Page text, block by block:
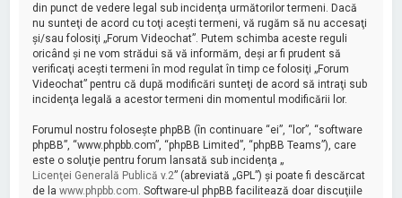
din punct de vedere legal sub incidenţa următorilor termeni. Dacă
nu sunteţi de acord cu toţi aceşti termeni, vă rugăm să nu accesaţi
şi/sau folosiţi „Forum Videochat”. Putem schimba aceste reguli
oricând şi ne vom strădui să vă informăm, deşi ar fi prudent să
verificaţi aceşti termeni în mod regulat în timp ce folosiţi „Forum
Videochat” pentru că după modificări sunteţi de acord să intraţi sub
incidenţa legală a acestor termeni din momentul modificării lor.
Forumul nostru foloseşte phpBB (în continuare “ei”, “lor”, “software
phpBB”, “www.phpbb.com”, “phpBB Limited”, “phpBB Teams”), care
este o soluţie pentru forum lansată sub incidenţa „
Licenţei Generală Publică v.2” (abreviată „GPL”) şi poate fi descărcat
de lawww.phpbb.com. Software-ul phpBB facilitează doar discuţiile